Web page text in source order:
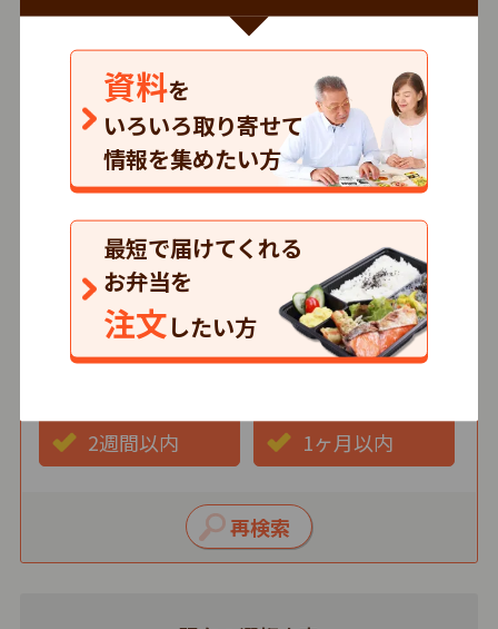
資料を
いろいろ取り寄せて
情報を集めたい方
最短で届けてくれる
お弁当を
注文したい方
仕出し
冷蔵
冷凍
朝
昼
夕
500円以下
501～750円
751円以上
最短お届け日
2週間以内 1ヶ月以内